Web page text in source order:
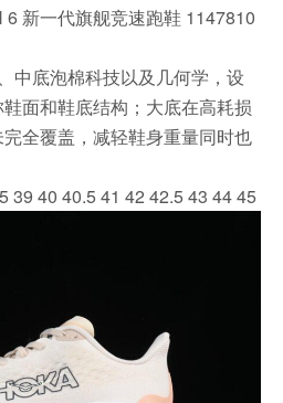
新一代旗舰竞速跑鞋 1147810
中底泡棉科技以及几何学，设
面和鞋底结构；大底在高耗损
全覆盖，减轻鞋身重量同时也
39 40 40.5 41 42 42.5 43 44 45